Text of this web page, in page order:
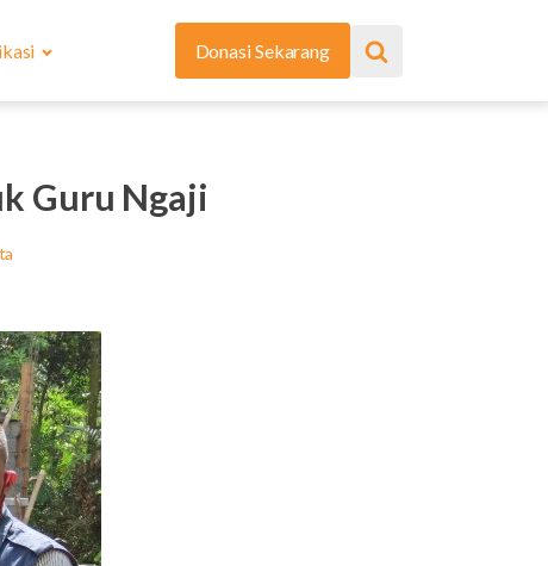
Donasi Sekarang
Guru Ngaji